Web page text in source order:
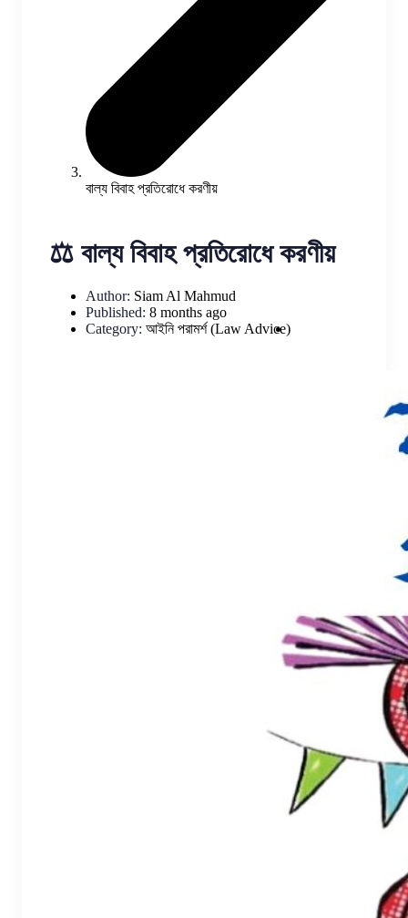
বাল্য বিবাহ প্রতিরোধে করণীয়
⚖️ বাল্য বিবাহ প্রতিরোধে করণীয়
Author: Siam Al Mahmud
Published: 8 months ago
Category: আইনি পরামর্শ (Law Advice)